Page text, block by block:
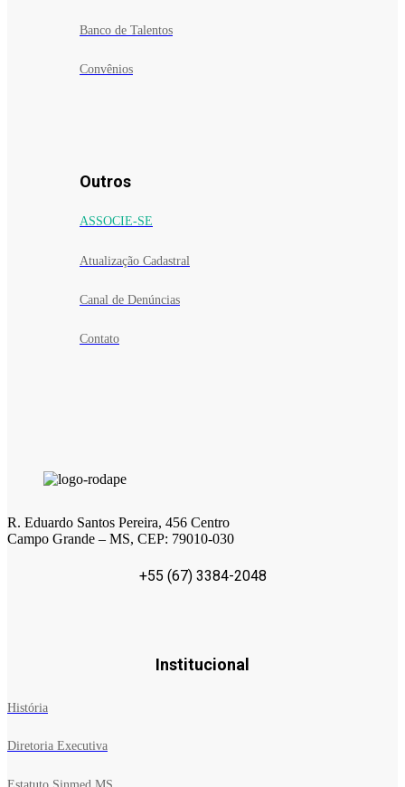
Banco de Talentos
Convênios
Outros
ASSOCIE-SE
Atualização Cadastral
Canal de Denúncias
Contato
R. Eduardo Santos Pereira, 456 Centro
Campo Grande – MS, CEP: 79010-030
+55 (67) 3384-2048
Institucional
História
Diretoria Executiva